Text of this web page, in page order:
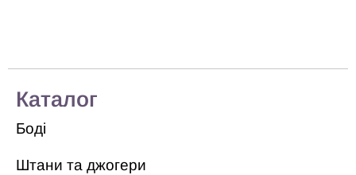
Каталог
Боді
Штани та джогери